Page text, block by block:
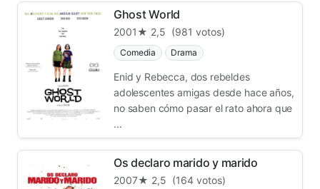
Ghost World
2001★ 2,5 (981 votos)
Comedia Drama
Enid y Rebecca, dos rebeldes
adolescentes amigas desde hace años,
no saben cómo pasar el rato ahora que
...
Os declaro marido y marido
2007★ 2,5 (164 votos)